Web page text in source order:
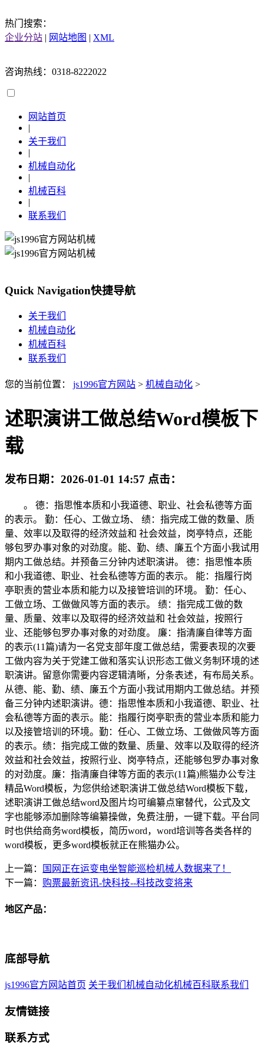
热门搜索：
企业分站 | 网站地图 | XML
咨询热线：0318-8222022
网站首页
|
关于我们
|
机械自动化
|
机械百科
|
联系我们
Quick Navigation快捷导航
关于我们
机械自动化
机械百科
联系我们
您的当前位置： js1996官方网站 > 机械自动化 >
述职演讲工做总结Word模板下
载
发布日期： 2026-01-01 14:57 点击：
。 德：指思惟本质和小我道德、职业、社会私德等方面
的表示。 勤：任心、工做立场、 绩：指完成工做的数量、质
量、效率以及取得的经济效益和 社会效益，岗亭特点，还能
够包罗办事对象的对劲度。能、勤、绩、廉五个方面小我试用
期内工做总结。并预备三分钟内述职演讲。 德：指思惟本质
和小我道德、职业、社会私德等方面的表示。 能：指履行岗
亭职责的营业本质和能力以及接管培训的环境。 勤：任心、
工做立场、工做做风等方面的表示。 绩：指完成工做的数
量、质量、效率以及取得的经济效益和 社会效益，按照行
业、还能够包罗办事对象的对劲度。 廉：指清廉自律等方面
的表示(11篇)请为一名党支部年度工做总结，需要表现的次要
工做内容为关于党建工做和落实认识形态工做义务制环境的述
职演讲。留意你需要内容逻辑清晰，分条表述，有布局关系。
从德、能、勤、绩、廉五个方面小我试用期内工做总结。并预
备三分钟内述职演讲。德：指思惟本质和小我道德、职业、社
会私德等方面的表示。能：指履行岗亭职责的营业本质和能力
以及接管培训的环境。勤：任心、工做立场、工做做风等方面
的表示。绩：指完成工做的数量、质量、效率以及取得的经济
效益和社会效益，按照行业、岗亭特点，还能够包罗办事对象
的对劲度。廉：指清廉自律等方面的表示(11篇)熊猫办公专注
精品Word模板，为您供给述职演讲工做总结Word模板下载，
述职演讲工做总结word及图片均可编纂点窜替代，公式及文
字也能够添加删除等编纂操做，免费注册，一键下载。平台同
时也供给商务word模板，简历word，word培训等各类各样的
word模板，更多word模板就正在熊猫办公。
上一篇：
国网正在运变电坐智能巡检机械人数据来了！
下一篇： 购票最新资讯-快科技--科技改变将来
地区产品：
底部导航
js1996官方网站首页 关于我们 机械自动化机械百科联系我们
友情链接
联系方式